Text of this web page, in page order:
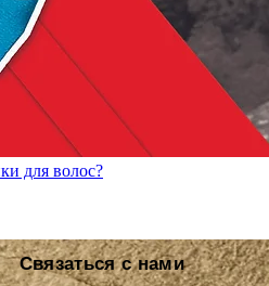
для волос?
Связаться с нами